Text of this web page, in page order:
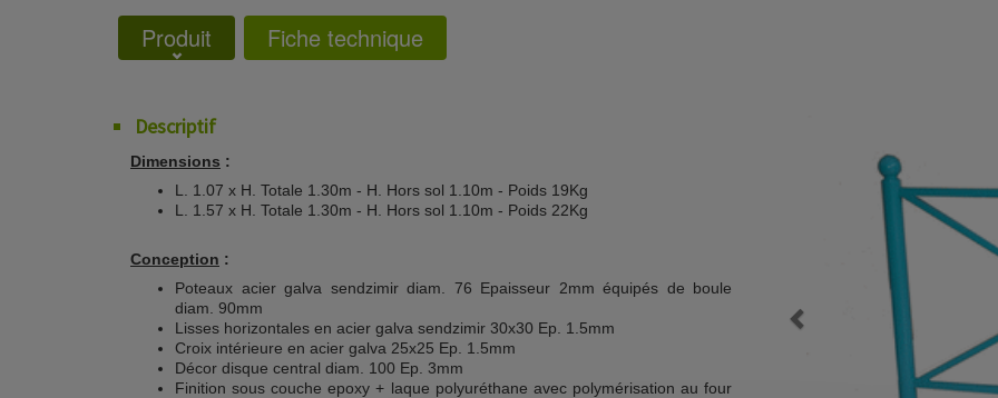
Produit Fiche technique
Descriptif
Dimensions :
L. 1.07 x H. Totale 1.30m - H. Hors sol 1.10m - Poids 19Kg
L. 1.57 x H. Totale 1.30m - H. Hors sol 1.10m - Poids 22Kg
Conception :
Poteaux acier galva sendzimir diam. 76 Epaisseur 2mm équipés de boule
diam. 90mm
Lisses horizontales en acier galva sendzimir 30x30 Ep. 1.5mm
Croix intérieure en acier galva 25x25 Ep. 1.5mm
Décor disque central diam. 100 Ep. 3mm
Finition sous couche epoxy + laque polyuréthane avec polymérisation au four